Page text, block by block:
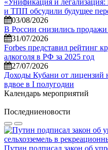
и ТПП обсудили будущее
03/08/2026
В России снизились продажи
31/07/2026
Forbes представил рейтинг
алкоголя в РФ за 2025 год
27/07/2026
Доходы Кубани от лицензий
вдвое в I полугодии
Календарь мероприятий
Последниеновости
Путин подписал закон об